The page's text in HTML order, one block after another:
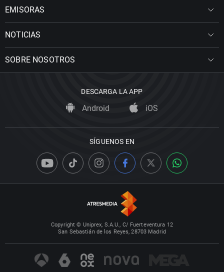
EMISORAS
NOTICIAS
SOBRE NOSOTROS
DESCARGA LA APP
Android iOS
SÍGUENOS EN
Copyright © Uniprex, S.A.U., C/ Fuerteventura 12
San Sebastián de los Reyes, 28703 Madrid